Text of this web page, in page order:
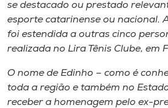
Editora
Rádio
Museu
se destacado ou prestado
esporte catarinense ou nacional.
foi estendida a outras cinco
realizada no Lira Tênis Clube, em
O nome de Edinho – como é
toda a região e também no
receber a homenagem pelo ex-